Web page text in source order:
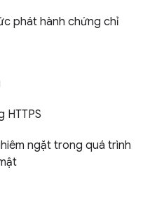
phát hành chứng chỉ
HTTPS
ngặt trong quá trình